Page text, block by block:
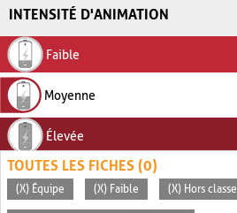
INTENSITÉ D'ANIMATION
Faible
Moyenne
Élevée
TOUTES LES FICHES (0)
(X) Équipe (X) Faible (X) Hors classe